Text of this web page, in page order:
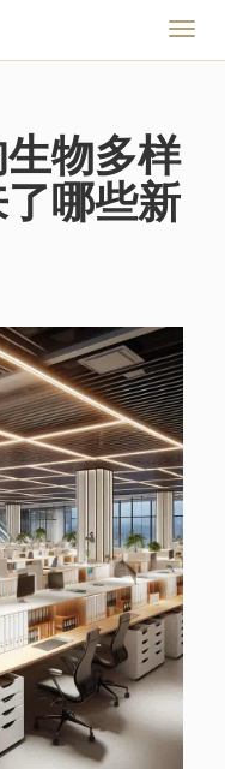
切
物多样
哪些新